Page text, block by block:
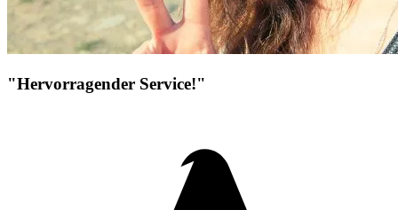
"Hervorragender Service!"